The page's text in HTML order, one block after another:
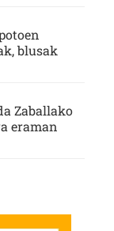
blusak
Zaballako
eraman